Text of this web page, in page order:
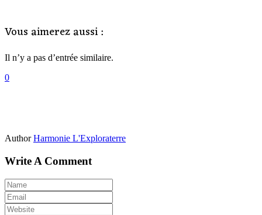
Vous aimerez aussi :
Il n’y a pas d’entrée similaire.
0
Author Harmonie L'Exploraterre
Write A Comment